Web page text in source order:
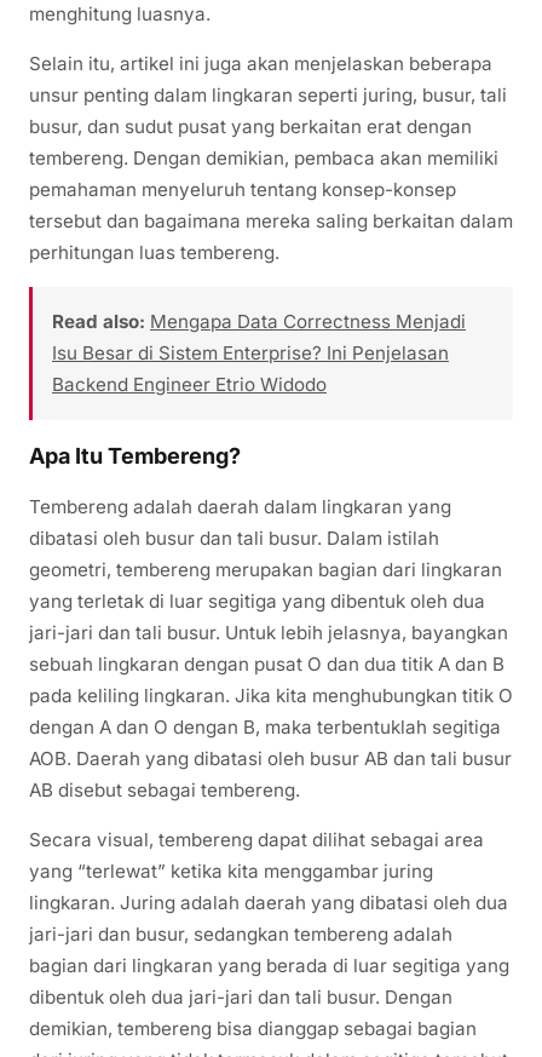
menghitung luasnya.
Selain itu, artikel ini juga akan menjelaskan beberapa
unsur penting dalam lingkaran seperti juring, busur, tali
busur, dan sudut pusat yang berkaitan erat dengan
tembereng. Dengan demikian, pembaca akan memiliki
pemahaman menyeluruh tentang konsep-konsep
tersebut dan bagaimana mereka saling berkaitan dalam
perhitungan luas tembereng.
Read also: Mengapa Data Correctness Menjadi
Isu Besar di Sistem Enterprise? Ini Penjelasan
Backend Engineer Etrio Widodo
Apa Itu Tembereng?
Tembereng adalah daerah dalam lingkaran yang
dibatasi oleh busur dan tali busur. Dalam istilah
geometri, tembereng merupakan bagian dari lingkaran
yang terletak di luar segitiga yang dibentuk oleh dua
jari-jari dan tali busur. Untuk lebih jelasnya, bayangkan
sebuah lingkaran dengan pusat O dan dua titik A dan B
pada keliling lingkaran. Jika kita menghubungkan titik O
dengan A dan O dengan B, maka terbentuklah segitiga
AOB. Daerah yang dibatasi oleh busur AB dan tali busur
AB disebut sebagai tembereng.
Secara visual, tembereng dapat dilihat sebagai area
yang “terlewat” ketika kita menggambar juring
lingkaran. Juring adalah daerah yang dibatasi oleh dua
jari-jari dan busur, sedangkan tembereng adalah
bagian dari lingkaran yang berada di luar segitiga yang
dibentuk oleh dua jari-jari dan tali busur. Dengan
demikian, tembereng bisa dianggap sebagai bagian